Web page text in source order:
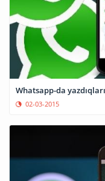
Whatsapp-da
02-03-2015